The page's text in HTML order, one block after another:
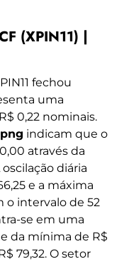
(XPIN11) |
fechou
uma
0,22 nominais.
indicam que o
através da
oscilação diária
e a máxima
o intervalo de 52
se em uma
da mínima de R$
79,32. O setor